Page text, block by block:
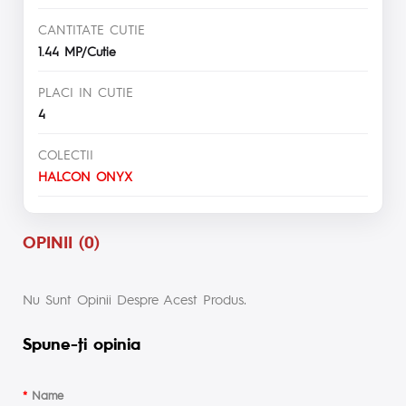
CANTITATE CUTIE
1.44 MP/Cutie
PLACI IN CUTIE
4
COLECTII
HALCON ONYX
OPINII (0)
Nu Sunt Opinii Despre Acest Produs.
Spune-ţi opinia
Name